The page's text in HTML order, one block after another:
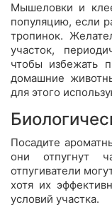
Мышеловки и
популяцию, если
тропинок.
участок,
чтобы избежать
домашние
для этого
Посадите
они отпугнут
отпугиватели
хотя их
условий участка.